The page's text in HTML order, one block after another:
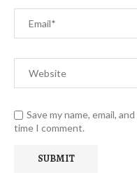
Save my name, email,
time I comment.